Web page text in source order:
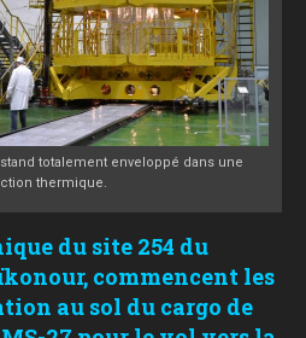
totalement enveloppé dans une
thermique.
du site 254 du
commencent les
au sol du cargo de